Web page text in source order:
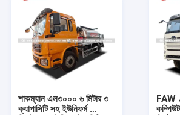
শাকম্যান এল৩০০০ ৬ মিটার ৩
ক্যাপাসিটি সহ ইউনিফর্ম স্প্রেিং
FAW